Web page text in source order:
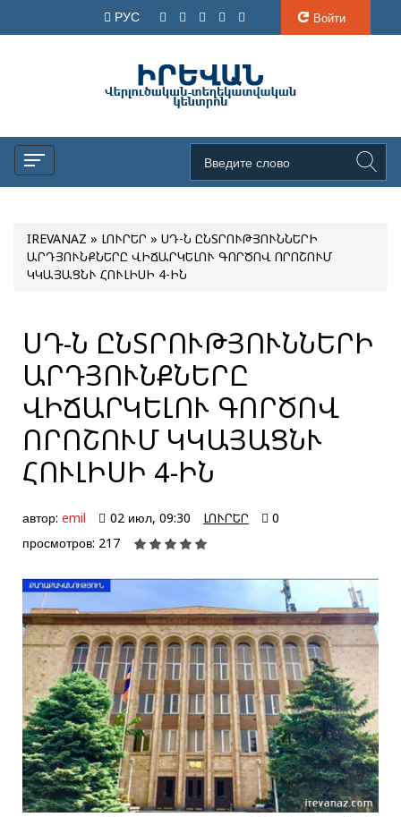
РУС Войти
IREVANAZ » ԼՈՒՐԵՐ » ՍԴ-Ն ԸՆՏՐՈՒԹՅՈՒՆՆԵՐԻ
ԱՐԴՅՈՒՆՔՆԵՐԸ ՎԻՃԱՐԿԵԼՈՒ ԳՈՐԾՈՎ ՈՐՈՇՈՒՄ
ԿԿԱՅԱՑՆՒ ՀՈՒԼԻՍԻ 4-ԻՆ
ՍԴ-Ն ԸՆՏՐՈՒԹՅՈՒՆՆԵՐԻ
ԱՐԴՅՈՒՆՔՆԵՐԸ
ՎԻՃԱՐԿԵԼՈՒ ԳՈՐԾՈՎ
ՈՐՈՇՈՒՄ ԿԿԱՅԱՑՆՒ
ՀՈՒԼԻՍԻ 4-ԻՆ
автор: emil 02 июл, 09:30 ԼՈՒՐԵՐ
0
просмотров: 217